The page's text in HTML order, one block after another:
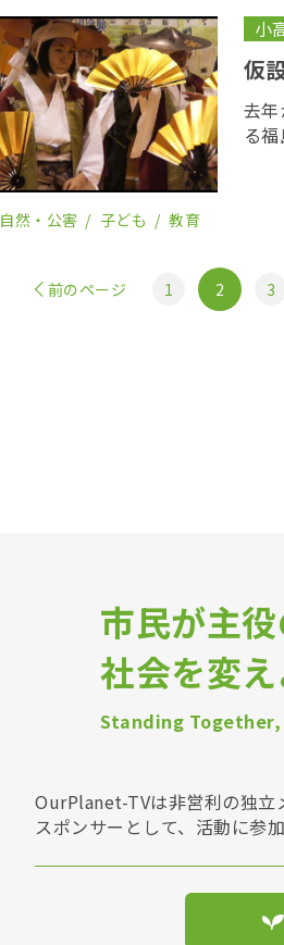
よ小
仮
去
る
自然・公害 子ども 教育
前のページ 1 2 3
市民が主
社会を変え
Standing
OurPlanet-TVは非営利の独立
スポンサーとして、活動に参